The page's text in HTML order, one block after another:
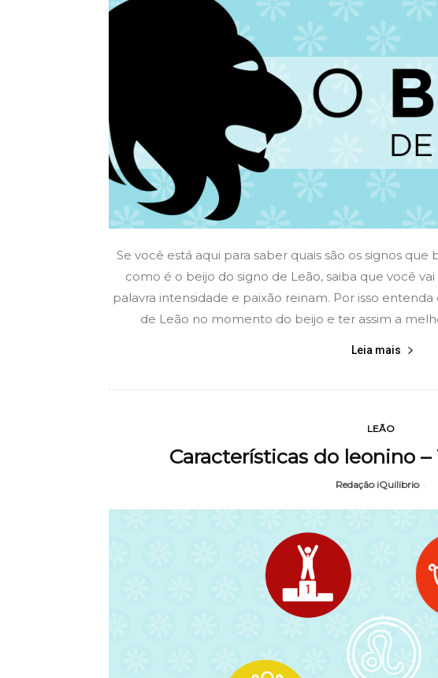
Se você está aqui para saber quais são os signos
como é o beijo do signo de Leão, saiba que você
palavra intensidade e paixão reinam. Por isso
de Leão no momento do beijo e ter assim a
Leia mais
LEÃO
Características do leonino
Redação iQuilibrio -